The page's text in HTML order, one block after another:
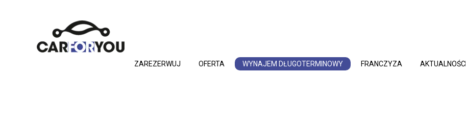
ZAREZERWUJ OFERTA WYNAJEM DŁUGOTERMINOWY FRANCZYZA AKTUALNOŚCI